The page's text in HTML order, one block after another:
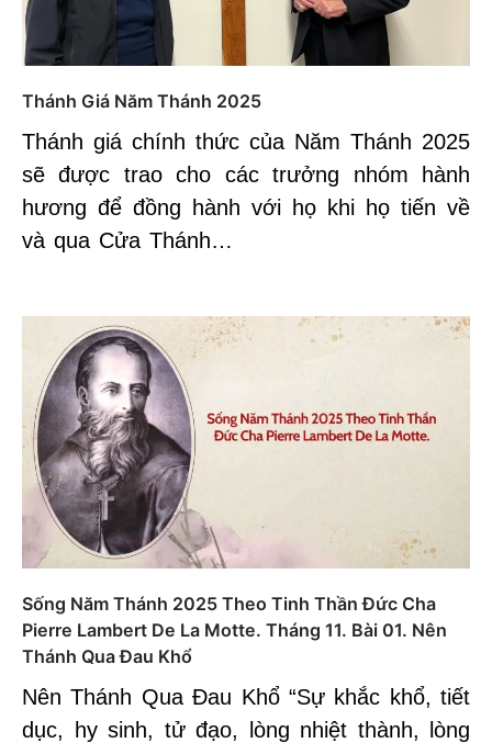
Thánh Giá Năm Thánh 2025
Thánh giá chính thức của Năm Thánh 2025
sẽ được trao cho các trưởng nhóm hành
hương để đồng hành với họ khi họ tiến về
và qua Cửa Thánh…
Sống Năm Thánh 2025 Theo Tinh Thần Đức Cha
Pierre Lambert De La Motte. Tháng 11. Bài 01. Nên
Thánh Qua Đau Khổ
Nên Thánh Qua Đau Khổ “Sự khắc khổ, tiết
dục, hy sinh, tử đạo, lòng nhiệt thành, lòng